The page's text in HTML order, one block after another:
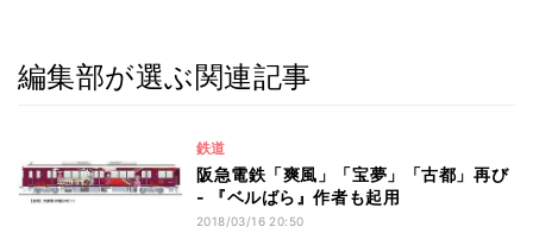
編集部が選ぶ関連記事
鉄道
阪急電鉄「爽風」「宝夢」「古都」再び
- 『ベルばら』作者も起用
2018/03/16 20:50